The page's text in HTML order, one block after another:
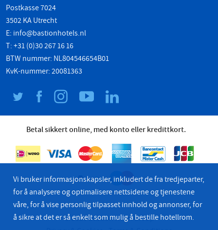
Postkasse 7024
3502 KA Utrecht
E: info@bastionhotels.nl
T: +31 (0)30 267 16 16
BTW nummer: NL804546654B01
KvK-nummer: 20081363
Betal sikkert online, med konto eller kredittkort.
© 2026 Bastion Hotel Group
Vi bruker informasjonskapsler, inkludert de fra tredjeparter,
for å analysere og optimalisere nettsidene og tjenestene
våre, for å vise personlig tilpasset innhold og annonser, for
å sikre at det er så enkelt som mulig å bestille hotellrom.